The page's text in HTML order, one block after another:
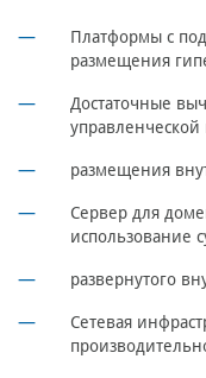
Платформы с
размещения
Достаточные
управленческой
размещения
Сервер для
использование
развернутого
Сетевая